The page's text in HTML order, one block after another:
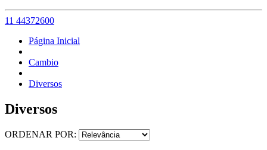
11 44372600
Página Inicial
Cambio
Diversos
Diversos
ORDENAR POR: